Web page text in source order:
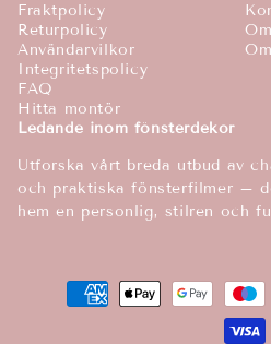
Fraktpolicy
Returpolicy
Användarvilkor
Integritetspolicy
FAQ
Hitta montör
Ledande inom fönsterdekor
Utforska vårt breda utbud av
och praktiska fönsterfilmer –
hem en personlig, stilren och
Betalningsmetoder